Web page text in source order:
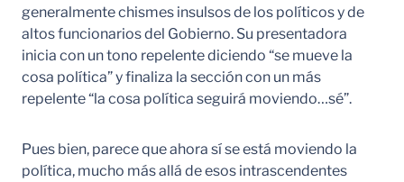
generalmente chismes insulsos de los políticos y de
altos funcionarios del Gobierno. Su presentadora
inicia con un tono repelente diciendo “se mueve la
cosa política” y finaliza la sección con un más
repelente “la cosa política seguirá moviendo…sé”.
Pues bien, parece que ahora sí se está moviendo la
política, mucho más allá de esos intrascendentes